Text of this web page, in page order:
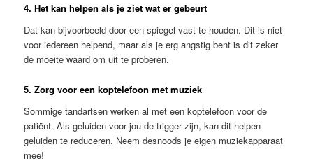
4. Het kan helpen als je ziet wat er gebeurt
Dat kan bijvoorbeeld door een spiegel vast te houden. Dit is niet
voor iedereen helpend, maar als je erg angstig bent is dit zeker
de moeite waard om uit te proberen.
5. Zorg voor een koptelefoon met muziek
Sommige tandartsen werken al met een koptelefoon voor de
patiënt. Als geluiden voor jou de trigger zijn, kan dit helpen
geluiden te reduceren. Neem desnoods je eigen muziekapparaat
mee!